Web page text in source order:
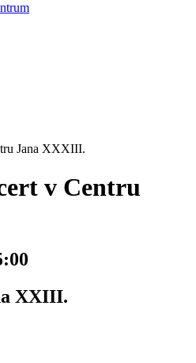
Jana XXXIII.
v Centru
XXIII.